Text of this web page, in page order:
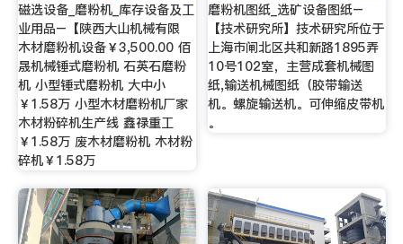
磁选设备_磨粉机_库存设备及工
业用品–【陕西大山机械有限
木材磨粉机设备￥3,500.00 佰
晟机械锤式磨粉机 石英石磨粉
机 小型锤式磨粉机 大中小
￥1.58万 小型木材磨粉机厂家
木材粉碎机生产线 鑫禄重工
￥1.58万 废木材磨粉机 木材粉
碎机￥1.58万
磨粉机图纸_选矿设备图纸–
【技术研究所】技术研究所位于
上海市闸北区共和新路1895弄
10号102室，主营成套机械图
纸,输送机械图纸（胶带输送
机。螺旋输送机。可伸缩皮带机
。